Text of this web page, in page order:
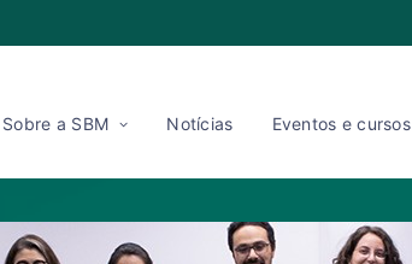
Sobre a SBM Notícias Eventos e cursos